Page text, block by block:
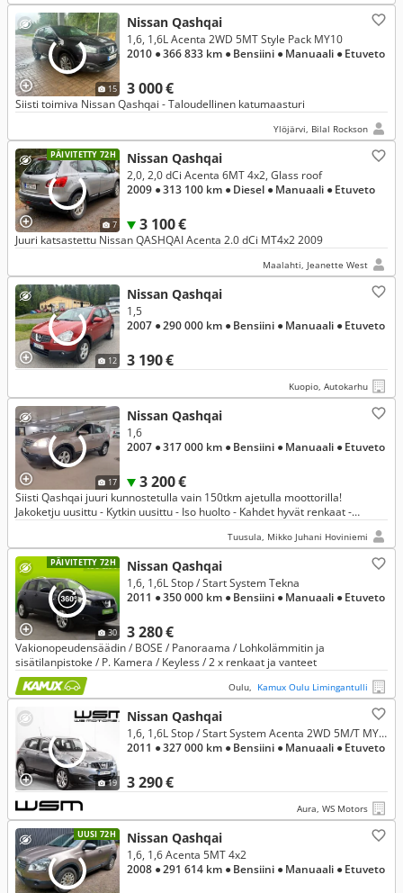
15
Nissan Qashqai
3 000 €
1,6, 1,6L Acenta 2WD 5MT Style Pack MY10
2010 ● 366 833 km ● Bensiini ● Manuaali ● Etuveto
Siisti toimiva Nissan Qashqai - Taloudellinen katumaasturi
Ylöjärvi, Bilal Rockson
PÄIVITETTY 72H
7
Nissan Qashqai
3 100 €
2,0, 2,0 dCi Acenta 6MT 4x2, Glass roof
2009 ● 313 100 km ● Diesel ● Manuaali ● Etuveto
Juuri katsastettu Nissan QASHQAI Acenta 2.0 dCi MT4x2 2009
Maalahti, Jeanette West
12
Nissan Qashqai
3 190 €
1,5
2007 ● 290 000 km ● Bensiini ● Manuaali ● Etuveto
Kuopio, Autokarhu
17
Nissan Qashqai
3 200 €
1,6
2007 ● 317 000 km ● Bensiini ● Manuaali ● Etuveto
Siisti Qashqai juuri kunnostetulla vain 150tkm ajetulla moottorilla!
Jakoketju uusittu - Kytkin uusittu - Iso huolto - Kahdet hyvät renkaat -
Tuusula, Mikko Juhani Hoviniemi
PÄIVITETTY 72H
30
Nissan Qashqai
3 280 €
1,6, 1,6L Stop / Start System Tekna
2011 ● 350 000 km ● Bensiini ● Manuaali ● Etuveto
Vakionopeudensäädin / BOSE / Panoraama / Lohkolämmitin ja
sisätilanpistoke / P. Kamera / Keyless / 2 x renkaat ja vanteet
Oulu, Kamux Oulu Limingantulli
19
Nissan Qashqai
3 290 €
1,6, 1,6L Stop / Start System Acenta 2WD 5M/T MY11 / Vakkari / Penkinlämmittimet / Lohkolämmitin /
2011 ● 327 000 km ● Bensiini ● Manuaali ● Etuveto
Aura, WS Motors
UUSI 72H Nissan Qashqai
1,6, 1,6 Acenta 5MT 4x2
2008 ● 291 614 km ● Bensiini ● Manuaali ● Etuveto